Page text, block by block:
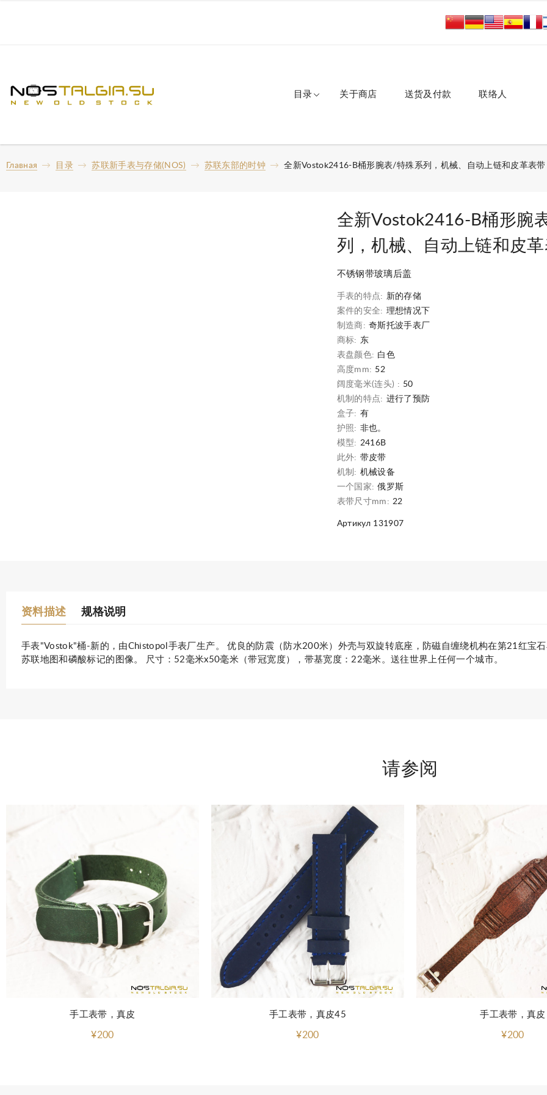
目录 关于商店 送货及付款 联络人
Главная 目录 苏联新手表与存储(NOS) 苏联东部的时钟 全新Vostok2416-B桶形腕表/特殊系列，机械、自动上链和皮革表带
全新Vostok2416-B桶形腕
列，机械、自动上链和皮
不锈钢带玻璃后盖
手表的特点: 新的存储
案件的安全: 理想情况下
制造商: 奇斯托波手表厂
商标: 东
表盘颜色: 白色
高度mm: 52
阔度毫米(连头) : 50
机制的特点: 进行了预防
盒子: 有
护照: 非也。
模型: 2416B
此外: 带皮带
机制: 机械设备
一个国家: 俄罗斯
表带尺寸mm: 22
Артикул 131907
资料描述 规格说明
手表"Vostok"桶-新的，由Chistopol手表厂生产。 优良的防震（防水200米）外壳与双旋转底座，防磁自缠绕机构在第21红宝
苏联地图和磷酸标记的图像。 尺寸：52毫米x50毫米（带冠宽度），带基宽度：22毫米。送往世界上任何一个城市。
请参阅
手工表带，真皮
¥200
手工表带，真皮45
¥200
手工表带，真皮
¥200